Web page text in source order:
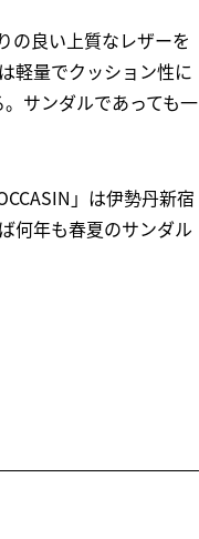
の良い上質なレザーを
軽量でクッション性に
サンダルであっても一
」は伊勢丹新宿
何年も春夏のサンダル